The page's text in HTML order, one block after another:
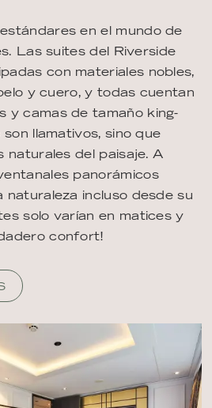
en el mundo de
Las suites del Riverside
con materiales nobles,
y cuero, y todas cuentan
y camas de tamaño king-
llamativos, sino que
naturales del paisaje. A
panorámicos
naturaleza incluso desde su
solo varían en matices y
confort!